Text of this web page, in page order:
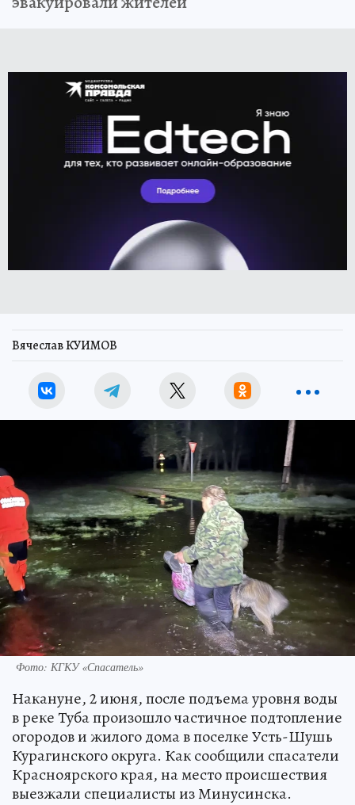
Вячеслав КУИМОВ
Фото: КГКУ «Спасатель»
Накануне, 2 июня, после подъема уровня воды
в реке Туба произошло частичное подтопление
огородов и жилого дома в поселке Усть-Шушь
Курагинского округа. Как сообщили спасатели
Красноярского края, на место происшествия
выезжали специалисты из Минусинска.